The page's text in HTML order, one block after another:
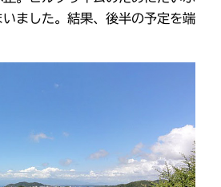
ました。結果、後半の予定を端